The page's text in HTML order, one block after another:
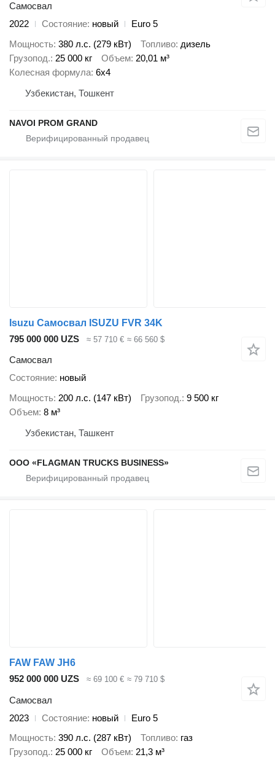
Самосвал
2022
Состояние новый
Euro 5
Мощность 380 л.с. (279 кВт) Топливо дизель
Грузопод. 25 000 кг Объем 20,01 м³
Колесная формула 6x4
Узбекистан, Тошкент
NAVOI PROM GRAND
Isuzu Самосвал ISUZU FVR 34K
795 000 000 UZS
≈ 57 710 € ≈ 66 560 $
Самосвал
Состояние новый
Мощность 200 л.с. (147 кВт) Грузопод. 9 500 кг
Объем 8 м³
Узбекистан, Ташкент
ООО «FLAGMAN TRUCKS BUSINESS»
FAW FAW JH6
952 000 000 UZS
≈ 69 100 € ≈ 79 710 $
Самосвал
2023
Состояние новый
Euro 5
Мощность 390 л.с. (287 кВт) Топливо газ
Грузопод. 25 000 кг Объем 21,3 м³